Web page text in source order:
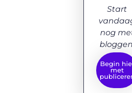
Start
nog
Begin
met